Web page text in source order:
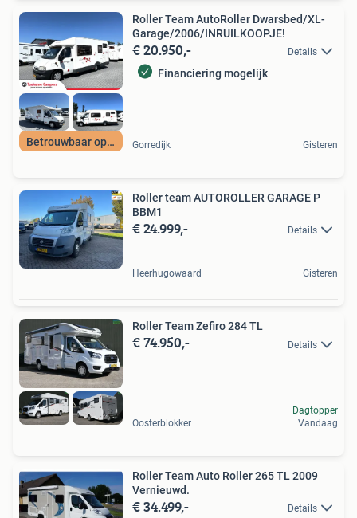
Betrouwbaar op pad
Roller Team AutoRoller Dwarsbed/XL-
Garage/2006/INRUILKOOPJE!
€ 20.950,- Details
Financiering mogelijk
Gorredijk Gisteren
Roller team AUTOROLLER GARAGE P
BBM1
€ 24.999,- Details
Heerhugowaard Gisteren
Roller Team Zefiro 284 TL
€ 74.950,- Details
Oosterblokker
Dagtopper
Vandaag
Roller Team Auto Roller 265 TL 2009
Vernieuwd.
€ 34.499,- Details